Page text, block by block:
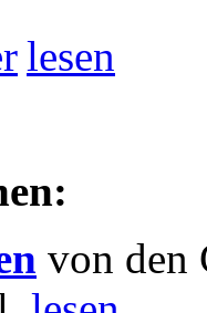
lesen
von den